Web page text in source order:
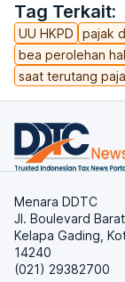
Tag Terkait:
UU HKPD
pajak
bea perolehan
saat terutang
Menara DDTC
Jl. Boulevard
Kelapa Gading,
14240
(021) 29382700